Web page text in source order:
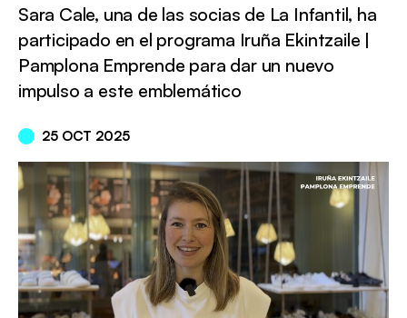
Sara Cale, una de las socias de La Infantil, ha
participado en el programa Iruña Ekintzaile |
Pamplona Emprende para dar un nuevo
impulso a este emblemático
25 OCT 2025